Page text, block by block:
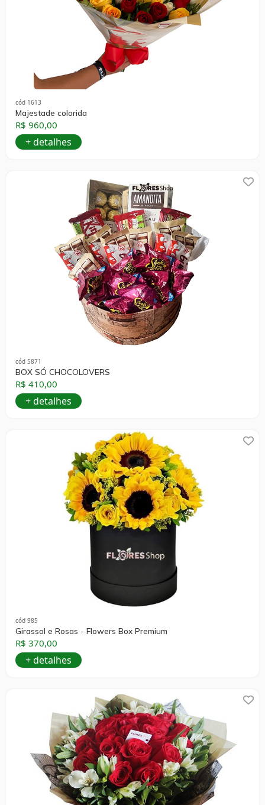
cód 1613
Majestade colorida
R$ 960,00
+ detalhes
cód 5871
BOX SÓ CHOCOLOVERS
R$ 410,00
+ detalhes
cód 985
Girassol e Rosas - Flowers Box Premium
R$ 370,00
+ detalhes